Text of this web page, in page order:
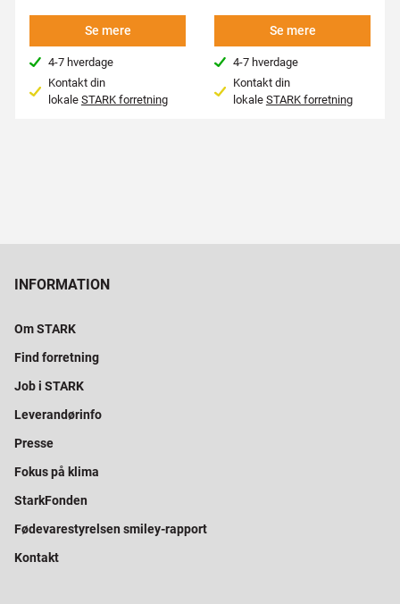
Se mere
4-7 hverdage
Kontakt din
lokale STARK forretning
Se mere
4-7 hverdage
Kontakt din
lokale STARK forretning
INFORMATION
Om STARK
Find forretning
Job i STARK
Leverandørinfo
Presse
Fokus på klima
StarkFonden
Fødevarestyrelsen smiley-rapport
Kontakt